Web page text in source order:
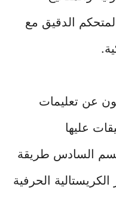
الدقيق مع
عن تعليمات
عليها
السادس طريقة
الحرفية